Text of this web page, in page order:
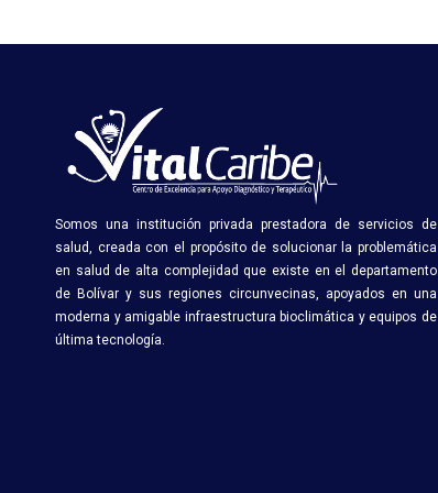
Somos una institución privada prestadora de servicios de
salud, creada con el propósito de solucionar la problemática
en salud de alta complejidad que existe en el departamento
de Bolívar y sus regiones circunvecinas, apoyados en una
moderna y amigable infraestructura bioclimática y equipos de
última tecnología.